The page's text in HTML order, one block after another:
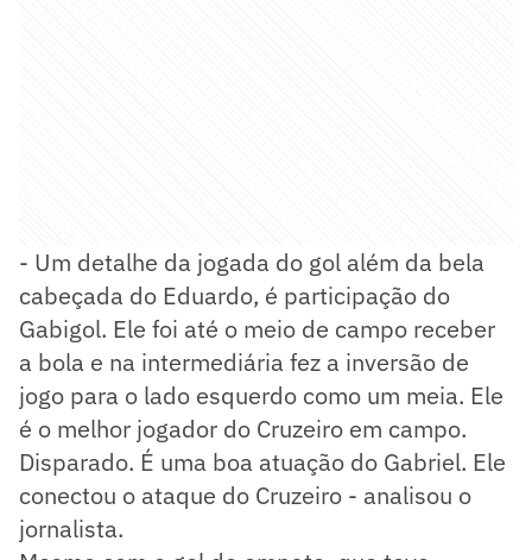
- Um detalhe da jogada do gol além da bela
cabeçada do Eduardo, é participação do
Gabigol. Ele foi até o meio de campo receber
a bola e na intermediária fez a inversão de
jogo para o lado esquerdo como um meia. Ele
é o melhor jogador do Cruzeiro em campo.
Disparado. É uma boa atuação do Gabriel. Ele
conectou o ataque do Cruzeiro - analisou o
jornalista.